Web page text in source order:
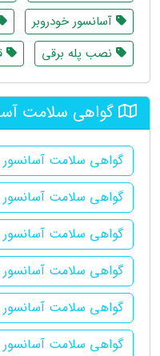
آسانسور خودروبر
نصب پله برقی
گواهی سلامت
گواهی سلامت آسانسور
گواهی سلامت آسانسور
گواهی سلامت آسانسور
گواهی سلامت آسانسور
گواهی سلامت
گواهی سلامت